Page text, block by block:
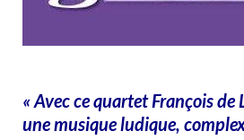
« Avec ce quartet François
une musique ludique,